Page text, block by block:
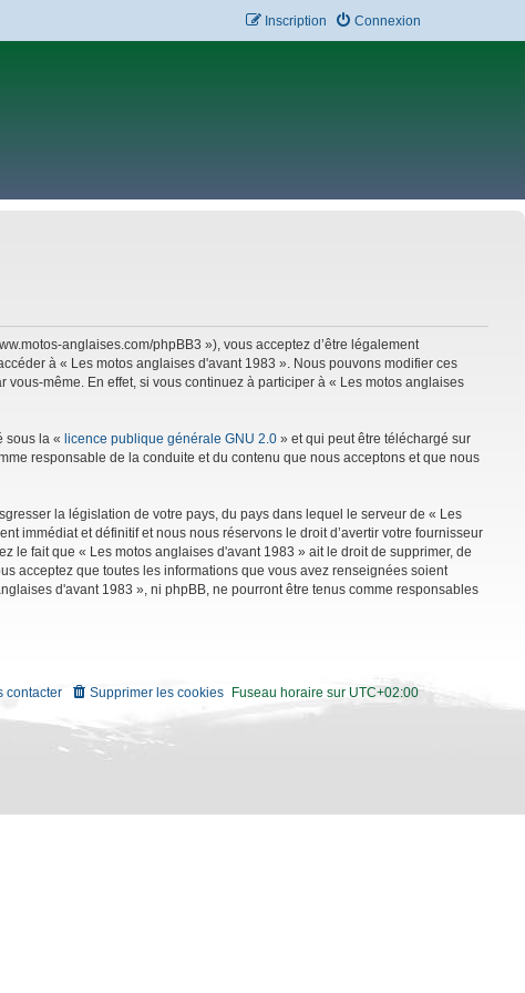
Connexion
Inscription
anglaises.com/phpBB3 »), vous acceptez d’être légalement
à « Les motos anglaises d'avant 1983 ». Nous pouvons modifier ces
même. En effet, si vous continuez à participer à « Les motos anglaises
sous la « licence publique générale GNU 2.0 » et qui peut être téléchargé sur
responsable de la conduite et du contenu que nous acceptons et que nous
la législation de votre pays, du pays dans lequel le serveur de « Les
immédiat et définitif et nous nous réservons le droit d’avertir votre fournisseur
le fait que « Les motos anglaises d'avant 1983 » ait le droit de supprimer, de
acceptez que toutes les informations que vous avez renseignées soient
d'avant 1983 », ni phpBB, ne pourront être tenus comme responsables
Fuseau horaire sur UTC+02:00
Supprimer les cookies
contacter